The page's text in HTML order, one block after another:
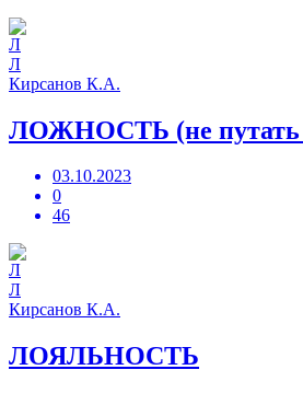
Л
Кирсанов К.А.
ЛОЖНОСТЬ (не
03.10.2023
0
46
Л
Кирсанов К.А.
ЛОЯЛЬНОСТЬ